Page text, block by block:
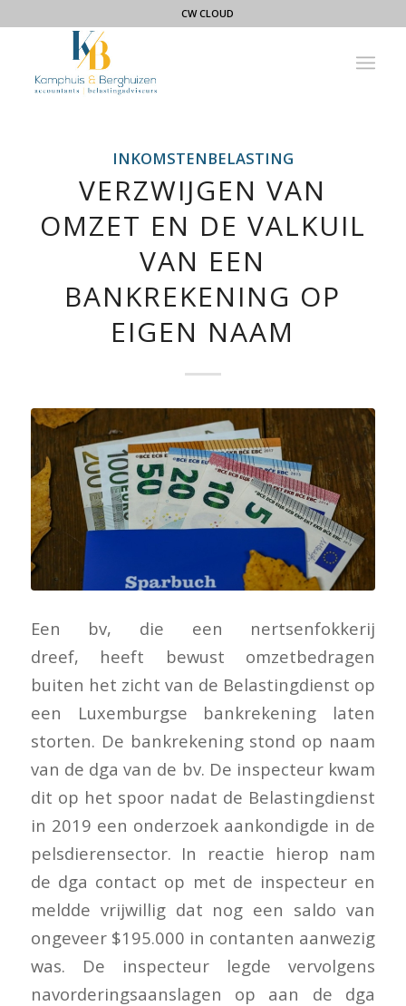
CW CLOUD
INKOMSTENBELASTING
VERZWIJGEN VAN
OMZET EN DE VALKUIL
VAN EEN
BANKREKENING OP
EIGEN NAAM
Een bv, die een nertsenfokkerij
dreef, heeft bewust omzetbedragen
buiten het zicht van de Belastingdienst op
een Luxemburgse bankrekening laten
storten. De bankrekening stond op naam
van de dga van de bv. De inspecteur kwam
dit op het spoor nadat de Belastingdienst
in 2019 een onderzoek aankondigde in de
pelsdierensector. In reactie hierop nam
de dga contact op met de inspecteur en
meldde vrijwillig dat nog een saldo van
ongeveer $195.000 in contanten aanwezig
was. De inspecteur legde vervolgens
navorderingsaanslagen op aan de dga